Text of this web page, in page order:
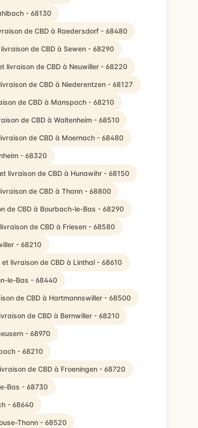
- 68130
de CBD à Raedersdorf - 68480
de CBD à Sewen - 68290
livraison de CBD à Neuwiller - 68220
de CBD à Niederentzen - 68127
de CBD à Manspach - 68210
de CBD à Waltenheim - 68510
de CBD à Moernach - 68480
- 68320
livraison de CBD à Hunawihr - 68150
de CBD à Thann - 68800
de CBD à Bourbach-le-Bas - 68290
de CBD à Friesen - 68580
- 68210
livraison de CBD à Linthal - 68610
le-Bas - 68440
de CBD à Hartmannswiller - 68500
de CBD à Bernwiller - 68210
- 68970
- 68210
de CBD à Froeningen - 68720
Bas - 68730
- 68640
Thann - 68520